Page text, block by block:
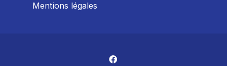
Mentions légales